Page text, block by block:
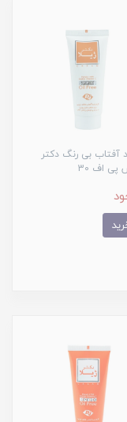
آفتاب بی رنگ دکتر
پی اف 30